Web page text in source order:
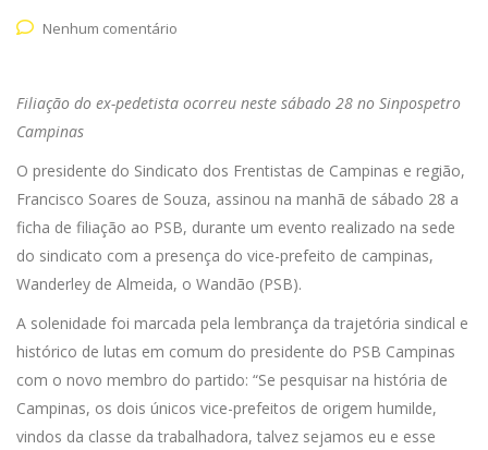
Nenhum comentário
Filiação do ex-pedetista ocorreu neste sábado 28 no Sinpospetro
Campinas
O presidente do Sindicato dos Frentistas de Campinas e região,
Francisco Soares de Souza, assinou na manhã de sábado 28 a
ficha de filiação ao PSB, durante um evento realizado na sede
do sindicato com a presença do vice-prefeito de campinas,
Wanderley de Almeida, o Wandão (PSB).
A solenidade foi marcada pela lembrança da trajetória sindical e
histórico de lutas em comum do presidente do PSB Campinas
com o novo membro do partido: “Se pesquisar na história de
Campinas, os dois únicos vice-prefeitos de origem humilde,
vindos da classe da trabalhadora, talvez sejamos eu e esse